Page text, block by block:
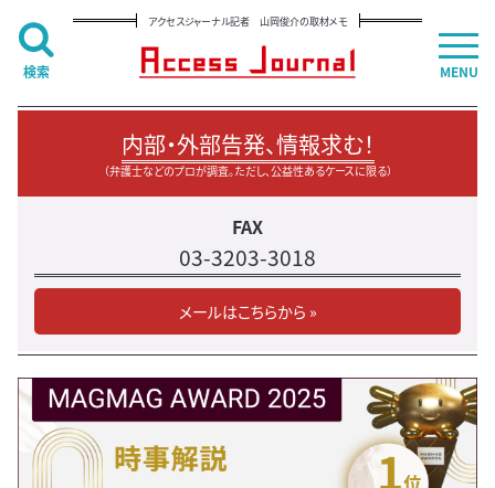
アクセスジャーナル記者 山岡俊介の取材メモ
内部・外部告発、情報求む！
（弁護士などのプロが調査。ただし、公益性あるケースに限る）
FAX
03-3203-3018
メールはこちらから »
MENU
検索